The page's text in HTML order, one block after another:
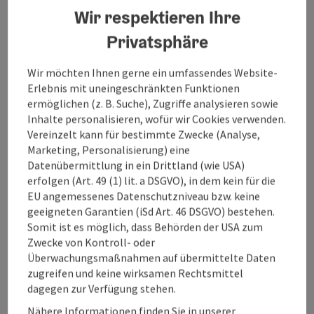
den Wolfgangsee die perfekten Bedingungen
”, so Ertl.
Die Verbindung von Kultur und Tourismus zeigt einmal mehr:
In Oberösterreich spielt die Musik – und das nicht nur im
sprichwörtlichen Sinn.
Simon Ertl im Gespräch
Wir freuen uns, dass die Woodstock Academy in
Oberösterreich stattfinden wird. Worum geht es bei diesem
Weiterbildungsformat konkret – und warum passt es perfekt
nach Oberösterreich?
Die Woodstock Academy ist das pädagogische Format
des Woodstock der Blasmusik. Gemeinsam mit
unserem künstlerischen Leiter, Matthias Schorn, laden
wir mehr als 60 Dozentinnen und Dozenten aus dem
Wir respektieren Ihre
Privatsphäre
Wir möchten Ihnen gerne ein umfassendes Website-
Erlebnis mit uneingeschränkten Funktionen
ermöglichen (z. B. Suche), Zugriffe analysieren sowie
Inhalte personalisieren, wofür wir Cookies verwenden.
Vereinzelt kann für bestimmte Zwecke (Analyse,
Marketing, Personalisierung) eine
Datenübermittlung in ein Drittland (wie USA)
erfolgen (Art. 49 (1) lit. a DSGVO), in dem kein für die
EU angemessenes Datenschutzniveau bzw. keine
geeigneten Garantien (iSd Art. 46 DSGVO) bestehen.
Somit ist es möglich, dass Behörden der USA zum
Zwecke von Kontroll- oder
Überwachungsmaßnahmen auf übermittelte Daten
zugreifen und keine wirksamen Rechtsmittel
dagegen zur Verfügung stehen.
Nähere Informationen finden Sie in unserer